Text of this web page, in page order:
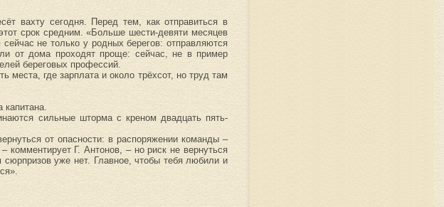
вахту сегодня. Перед тем, как отправиться в
срок средним. «Больше шести-девяти месяцев
не только у родных берегов: отправляются
от дома проходят проще: сейчас, не в пример
береговых профессий.
места, где зарплата и около трёхсот, но труд там
капитана.
сильные шторма с креном двадцать пять-
от опасности: в распоряжении команды –
Г. Антонов, – но риск не вернуться
уже нет. Главное, чтобы тебя любили и